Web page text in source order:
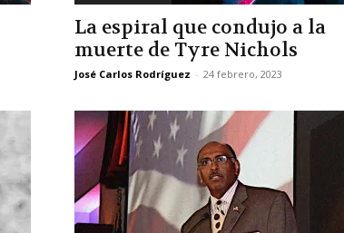
La espiral que condujo a la
muerte de Tyre Nichols
José Carlos Rodríguez - 24 febrero, 2023